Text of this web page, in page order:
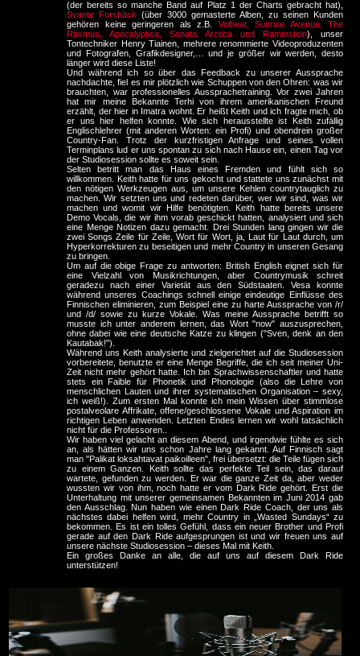
(der bereits so manche Band auf Platz 1 der Charts gebracht hat),
Svante Forsbäck (über 3000 gemasterte Alben, zu seinen Kunden
gehören keine geringeren als z.B. Volbeat, Sunrise Avenue, The
Rasmus, Apocalyptica, Sonata Arctica und Rammstein), unser
Tontechniker Henry Tiainen, mehrere renommierte Videoproduzenten
und Fotografen, Grafikdesigner,… und je größer wir werden, desto
länger wird diese Liste!
Und während ich so über das Feedback zu unserer Aussprache
nachdachte, fiel es mir plötzlich wie Schuppen von den Ohren: was wir
brauchten, war professionelles Aussprachetraining. Vor zwei Jahren
hat mir meine Bekannte Terhi von ihrem amerikanischen Freund
erzählt, der hier in Imatra wohnt. Er heißt Keith und ich fragte mich, ob
er uns hier helfen konnte. Wie sich herausstellte ist Keith zufällig
Englischlehrer (mit anderen Worten: ein Profi) und obendrein großer
Country-Fan. Trotz der kurzfristigen Anfrage und seines vollen
Terminplans lud er uns spontan zu sich nach Hause ein, einen Tag vor
der Studiosession sollte es soweit sein.
Selten betritt man das Haus eines Fremden und fühlt sich so
willkommen. Keith hatte für uns gekocht und stattete uns zunächst mit
den nötigen Werkzeugen aus, um unsere Kehlen countrytauglich zu
machen. Wir setzten uns und redeten darüber, wer wir sind, was wir
machen und womit wir Hilfe benötigten. Keith hatte bereits unsere
Demo Vocals, die wir ihm vorab geschickt hatten, analysiert und sich
eine Menge Notizen dazu gemacht. Drei Stunden lang gingen wir die
zwei Songs Zeile für Zeile, Wort für Wort, ja, Laut für Laut durch, um
Hyperkorrekturen zu beseitigen und mehr Country in unseren Gesang
zu bringen.
Um auf die obige Frage zu antworten: British English eignet sich für
eine Vielzahl von Musikrichtungen, aber Countrymusik schreit
geradezu nach einer Varietät aus den Südstaaten. Vesa konnte
während unseres Coachings schnell einige eindeutige Einflüsse des
Finnischen eliminieren, zum Beispiel eine zu harte Aussprache von /r/
und /d/ sowie zu kurze Vokale. Was meine Aussprache betrifft so
musste ich unter anderem lernen, das Wort "now" auszusprechen,
ohne dabei wie eine deutsche Katze zu klingen ("Sven, denk an den
Kautabak!").
Während uns Keith analysierte und zielgerichtet auf die Studiosession
vorbereitete, benutzte er eine Menge Begriffe, die ich seit meiner Uni-
Zeit nicht mehr gehört hatte. Ich bin Sprachwissenschaftler und hatte
stets ein Faible für Phonetik und Phonologie (also die Lehre von
menschlichen Lauten und ihrer systematischen Organisation – sexy,
ich weiß!). Zum ersten Mal konnte ich mein Wissen über stimmlose
postalveolare Affrikate, offene/geschlossene Vokale und Aspiration im
richtigen Leben anwenden. Letzten Endes lernen wir wohl tatsächlich
nicht für die Professoren..
Wir haben viel gelacht an diesem Abend, und irgendwie fühlte es sich
an, als hätten wir uns schon Jahre lang gekannt. Auf Finnisch sagt
man "Palikat loksahtavat paikoilleen", frei übersetzt: die Teile fügen sich
zu einem Ganzen. Keith sollte das perfekte Teil sein, das darauf
wartete, gefunden zu werden. Er war die ganze Zeit da, aber weder
wussten wir von ihm, noch hatte er vom Dark Ride gehört. Erst die
Unterhaltung mit unserer gemeinsamen Bekannten im Juni 2014 gab
den Ausschlag. Nun haben wie einen Dark Ride Coach, der uns als
nächstes dabei helfen wird, mehr Country in „Wasted Sundays“ zu
bekommen. Es ist ein tolles Gefühl, dass ein neuer Brother und Profi
gerade auf den Dark Ride aufgesprungen ist und wir freuen uns auf
unsere nächste Studiosession – dieses Mal mit Keith.
Ein großes Danke an alle, die auf uns auf diesem Dark Ride
unterstützen!